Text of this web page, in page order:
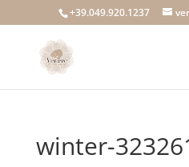
+39.049.920.1237
winter-